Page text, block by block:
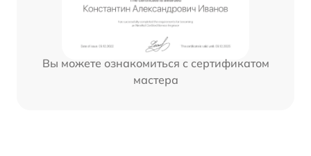
Вы можете ознакомиться с сертификатом
мастера